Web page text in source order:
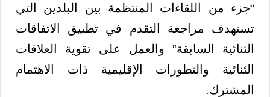
“جزء من اللقاءات المنتظمة بين البلدين التي
تستهدف مراجعة التقدم في تطبيق الاتفاقات
الثنائية السابقة” والعمل على تقوية العلاقات
الثنائية والتطورات الإقليمية ذات الاهتمام
المشترك.